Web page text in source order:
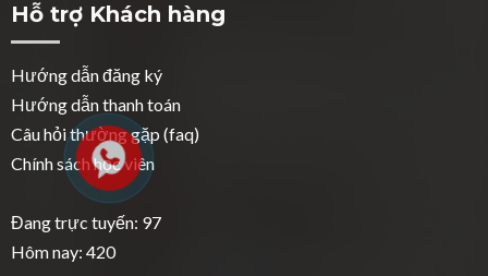
Hỗ trợ Khách hàng
Hướng dẫn đăng ký
Hướng dẫn thanh toán
Câu hỏi thường gặp (faq)
Chính sách học viên
Đang trực tuyến: 97
Hôm nay: 420